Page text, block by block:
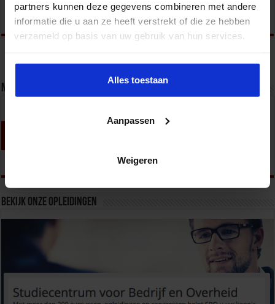
partners kunnen deze gegevens combineren met andere
informatie die u aan ze heeft verstrekt of die ze hebben
verzameld op basis van uw gebruik van hun services.
Alles toestaan
Aanpassen
Weigeren
Lees verder »
Nieuwsbrief
Bekijk onze opleidingen